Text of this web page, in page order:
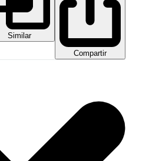
Similar
Compartir